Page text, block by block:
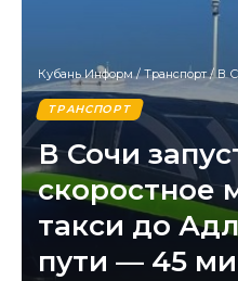
Кубань Информ/Транспорт/В Сочи
ТРАНСПОРТ
В Сочи
скоростное
такси до
пути — 45